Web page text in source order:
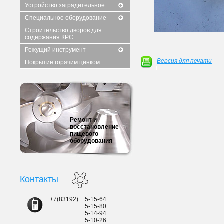
Устройство заградительное
Специальное оборудование
Строительство дворов для
содержания КРС
Режущий инструмент
Покрытие горячим цинком
Ремонт и
восстановление
пищевого
оборудования
Контакты
+7(83192)
5-15-64
5-15-80
5-14-94
5-10-26
Версия для печати